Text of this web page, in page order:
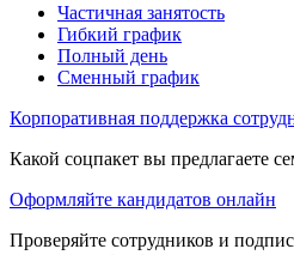
Частичная занятость
Гибкий график
Полный день
Сменный график
Корпоративная поддержка
Какой соцпакет вы предлагаете
Оформляйте кандидатов онлайн
Проверяйте сотрудников и